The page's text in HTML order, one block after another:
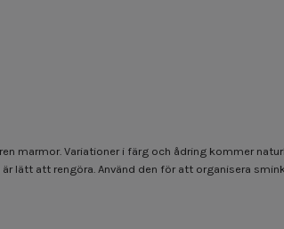
marmor. Variationer i färg och ådring kommer
lätt att rengöra. Använd den för att organisera